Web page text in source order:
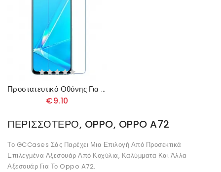
Προστατευτικό Οθόνης Για Το Oppo A72
€9.10
ΠΕΡΙΣΣΌΤΕΡΟ, OPPO, OPPO A72
Το GCCases Σάς Παρέχει Μια Επιλογή Από Προσεκτικά
Επιλεγμένα Αξεσουάρ Από Κοχύλια, Καλύμματα Και Άλλα
Αξεσουάρ Για Το Oppo A72.